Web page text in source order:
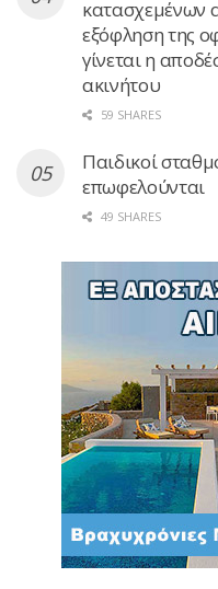
κατασχεμένων
εξόφληση της
γίνεται η
ακινήτου
59 SHARES
Παιδικοί
επωφελούνται
49 SHARES